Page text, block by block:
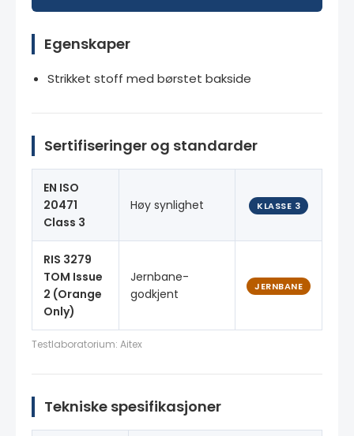
Egenskaper
Strikket stoff med børstet bakside
Sertifiseringer og standarder
EN ISO
20471
Class 3
Høy synlighet KLASSE 3
RIS 3279
TOM Issue
2 (Orange
Only)
Jernbane-
godkjent
JERNBANE
Testlaboratorium: Aitex
Tekniske spesifikasjoner